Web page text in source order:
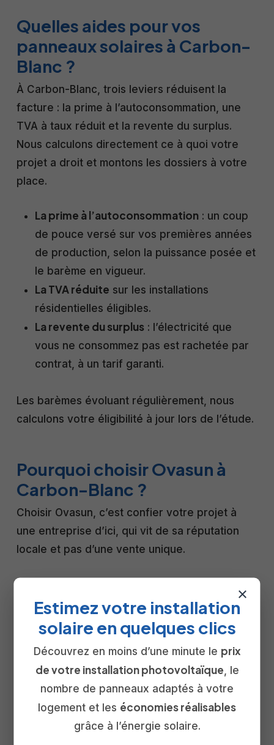
Quelles aides pour vos
panneaux solaires à Carbon-
Blanc ?
À Carbon-Blanc, trois leviers réduisent la
facture : la prime à l’autoconsommation, une
TVA à taux réduit et la revente du surplus.
Nous calculons directement ce à quoi votre
projet a droit et montons les dossiers à votre
place.
La prime à l’autoconsommation: un coup
de pouce versé sur vos premières années
de production, selon la puissance posée et
le barème en vigueur.
La TVA réduite sur les installations
résidentielles éligibles.
La revente du surplus : l’électricité que
vous ne consommez pas est rachetée par
contrat, à un tarif garanti.
Les barèmes évoluant régulièrement, nous
calculons votre éligibilité à jour lors de l’étude.
Pourquoi choisir Ovasun à
Carbon-Blanc ?
Choisir Ovasun, c’est confier votre projet à
une entreprise d’ici, qui vit de sa réputation
locale et pas d’une vente unique.
quelques minutes de Carbon-Blanc, pour la
pose comme pour le SAV.
Plus de 300 installations
réalisées en
Nouvelle-Aquitaine.
photovoltaïque, gage de sérieux et clé
d’accès aux aides.
Matériel sélectionné(panneaux Voltec,
batterie virtuelle MyLight) et service clé en
×
Estimez votre installation
solaire en quelques clics
Découvrez en moins d’une minute le prix
de votre installation photovoltaïque, le
nombre de panneaux adaptés à votre
logement et les économies réalisables
grâce à l’énergie solaire.